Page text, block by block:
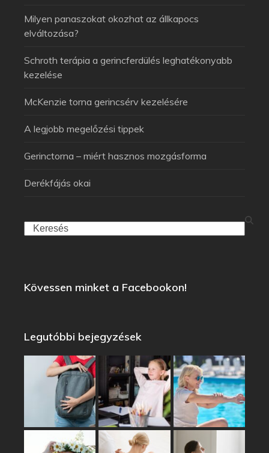
Milyen panaszokat okozhat az állkapocs
elváltozása?
Schroth terápia a gerincferdülés leghatékonyabb
kezelése
McKenzie torna gerincsérv kezelésére
A legjobb megelőzési tippek
Gerinctorna – miért hasznos mozgásforma
Derékfájás okai
Kövessen minket a Facebookon!
Legutóbbi bejegyzések